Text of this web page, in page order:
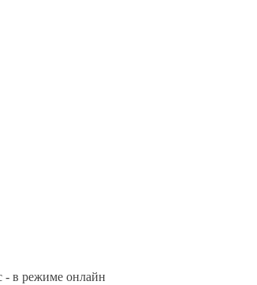
- в режиме онлайн